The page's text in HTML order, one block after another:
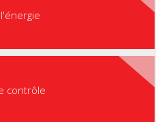
contrôle